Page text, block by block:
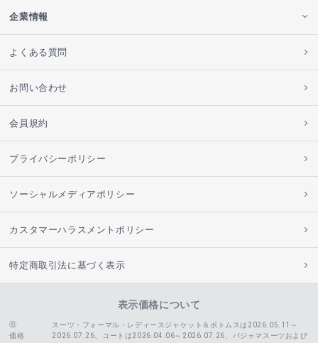
企業情報
よくある質問
お問い合わせ
会員規約
プライバシーポリシー
ソーシャルメディアポリシー
カスタマーハラスメントポリシー
特定商取引法に基づく表示
表示価格について
価格
スーツ・フォーマル・レディースジャケット＆ボトムスは2026.05.11～
2026.07.26、コートは2026.04.06～2026.07.26、
パジャマスーツおよび